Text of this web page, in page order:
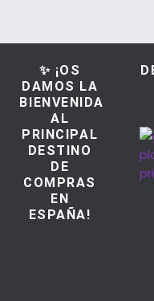
✨ ¡OS
DAMOS LA
BIENVENIDA
AL
PRINCIPAL
DESTINO
DE
COMPRAS
EN
ESPAÑA!